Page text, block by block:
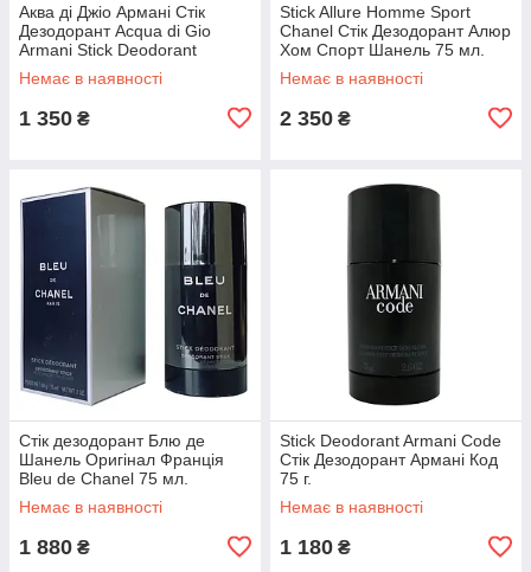
Аква ді Джіо Армані Стік
Дезодорант Acqua di Gio
Armani Stick Deodorant
Немає в наявності
1 350 ₴
Stick Allure Homme Sport
Chanel Стік Дезодорант Алюр
Хом Спорт Шанель 75 мл.
Немає в наявності
2 350 ₴
Стік дезодорант Блю де
Шанель Оригінал Франція
Bleu de Chanel 75 мл.
Немає в наявності
1 880 ₴
Stick Deodorant Armani Code
Стік Дезодорант Армані Код
75 г.
Немає в наявності
1 180 ₴